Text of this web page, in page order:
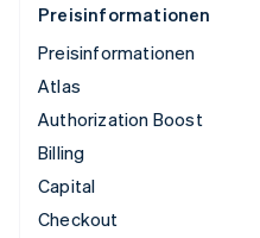
Preisinformationen
Preisinformationen
Atlas
Authorization Boost
Billing
Capital
Checkout